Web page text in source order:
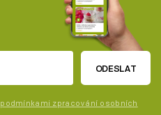
ODESLAT
podmínkami zpracování osobních